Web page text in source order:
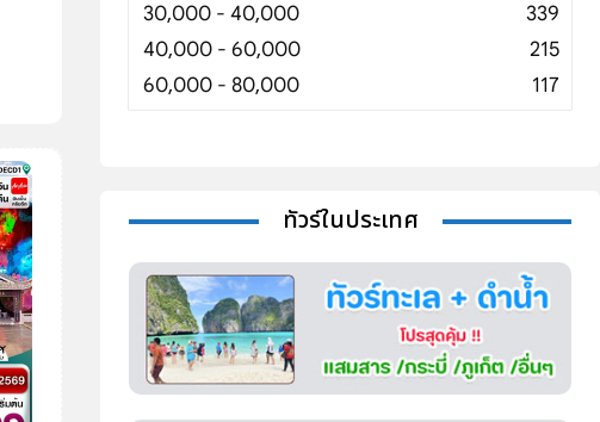
30,000 - 40,000
339
40,000 - 60,000
215
60,000 - 80,000
117
ทัวร์ในประเทศ